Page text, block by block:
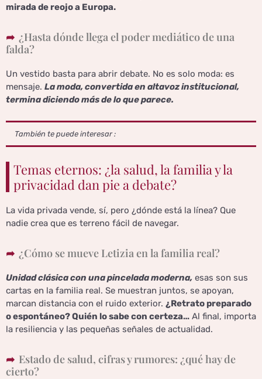
mirada de reojo a Europa.
¿Hasta dónde llega el poder mediático de una
falda?
Un vestido basta para abrir debate. No es solo moda: es
mensaje. La moda, convertida en altavoz institucional,
termina diciendo más de lo que parece.
También te puede interesar :
Temas eternos: ¿la salud, la familia y la
privacidad dan pie a debate?
La vida privada vende, sí, pero ¿dónde está la línea? Que
nadie crea que es terreno fácil de navegar.
¿Cómo se mueve Letizia en la familia real?
Unidad clásica con una pincelada moderna, esas son sus
cartas en la familia real. Se muestran juntos, se apoyan,
marcan distancia con el ruido exterior. ¿Retrato preparado
o espontáneo? Quién lo sabe con certeza… Al final, importa
la resiliencia y las pequeñas señales de actualidad.
Estado de salud, cifras y rumores: ¿qué hay de
cierto?